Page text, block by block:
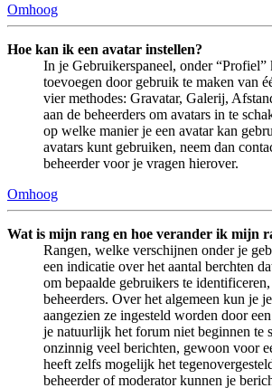
Omhoog
Hoe kan ik een avatar instellen?
In je Gebruikerspaneel, onder “Profiel”
toevoegen door gebruik te maken van
vier methodes: Gravatar, Galerij,
aan de beheerders om avatars in te
op welke manier je een avatar kan
avatars kunt gebruiken, neem dan
beheerder voor je vragen hierover.
Omhoog
Wat is mijn rang en hoe verander ik mijn
Rangen, welke verschijnen onder je
een indicatie over het aantal berchten
om bepaalde gebruikers te
beheerders. Over het algemeen kun je
aangezien ze ingesteld worden door
je natuurlijk het forum niet beginnen te
onzinnig veel berichten, gewoon voor
heeft zelfs mogelijk het
beheerder of moderator kunnen je